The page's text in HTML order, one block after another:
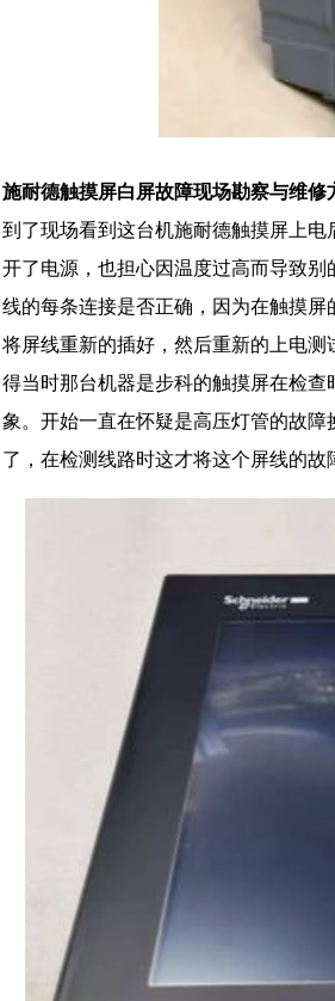
施耐德触摸屏白屏故障现场勘察与维修
到了现场看到这台机施耐德触摸屏上电
开了电源，也担心因温度过高而导致
线的每条连接是否正确，因为在触摸屏
将屏线重新的插好，然后重新的上电测
得当时那台机器是步科的触摸屏在检查
象。开始一直在怀疑是高压灯管的故
了，在检测线路时这才将这个屏线的故